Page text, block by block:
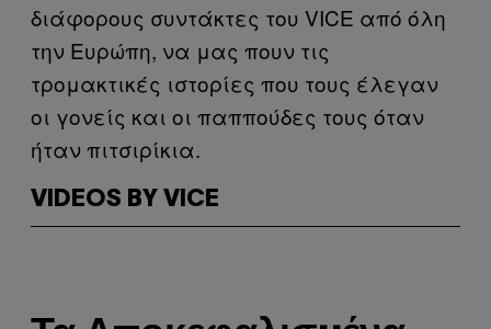
διάφορους συντάκτες του VICE από όλη
την Ευρώπη, να μας πουν τις
τρομακτικές ιστορίες που τους έλεγαν
οι γονείς και οι παππούδες τους όταν
ήταν πιτσιρίκια.
VIDEOS BY VICE